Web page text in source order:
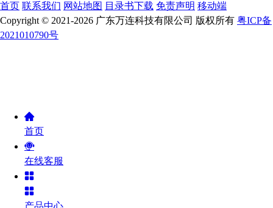
首页 联系我们 网站地图 目录书下载 免责声明 移动端
Copyright © 2021-2026 广东万连科技有限公司 版权所有 粤ICP备
2021010790号
首页
在线客服
产品中心